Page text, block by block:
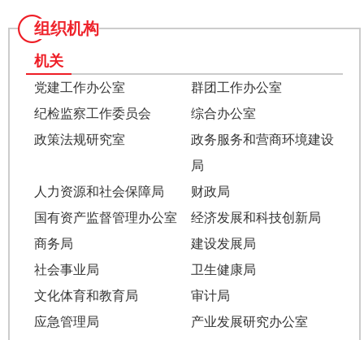
组织机构
机关
党建工作办公室
群团工作办公室
纪检监察工作委员会
综合办公室
政策法规研究室
政务服务和营商环境建设
局
人力资源和社会保障局
财政局
国有资产监督管理办公室
经济发展和科技创新局
商务局
建设发展局
社会事业局
卫生健康局
文化体育和教育局
审计局
应急管理局
产业发展研究办公室